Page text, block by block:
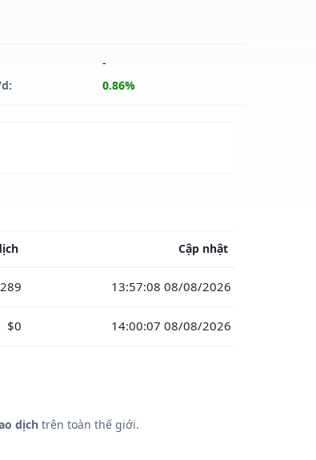
-
0.86%
Cập nhật
13:57:08 08/08/2026
$0 14:00:07 08/08/2026
dịch trên toàn thế giới.